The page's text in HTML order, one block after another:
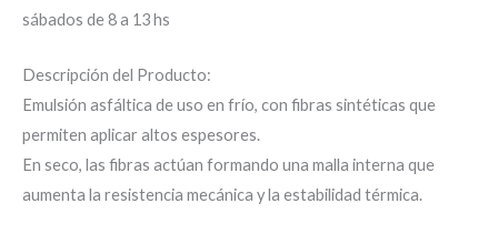
sábados de 8 a 13 hs
Descripción del Producto:
Emulsión asfáltica de uso en frío, con fibras sintéticas que
permiten aplicar altos espesores.
En seco, las fibras actúan formando una malla interna que
aumenta la resistencia mecánica y la estabilidad térmica.